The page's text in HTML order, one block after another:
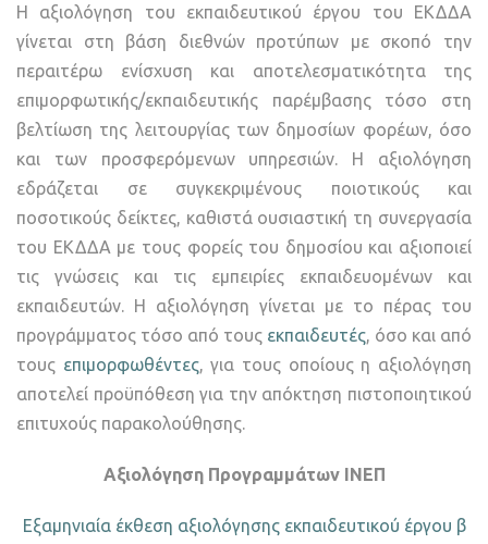
Η αξιολόγηση του εκπαιδευτικού έργου του ΕΚΔΔΑ
γίνεται στη βάση διεθνών προτύπων με σκοπό την
περαιτέρω ενίσχυση και αποτελεσματικότητα της
επιμορφωτικής/εκπαιδευτικής παρέμβασης τόσο στη
βελτίωση της λειτουργίας των δημοσίων φορέων, όσο
και των προσφερόμενων υπηρεσιών. Η αξιολόγηση
εδράζεται σε συγκεκριμένους ποιοτικούς και
ποσοτικούς δείκτες, καθιστά ουσιαστική τη συνεργασία
του ΕΚΔΔΑ με τους φορείς του δημοσίου και αξιοποιεί
τις γνώσεις και τις εμπειρίες εκπαιδευομένων και
εκπαιδευτών. Η αξιολόγηση γίνεται με το πέρας του
προγράμματος τόσο από τους εκπαιδευτές, όσο και από
τους επιμορφωθέντες, για τους οποίους η αξιολόγηση
αποτελεί προϋπόθεση για την απόκτηση πιστοποιητικού
επιτυχούς παρακολούθησης.
Αξιολόγηση Προγραμμάτων ΙΝΕΠ
Εξαμηνιαία έκθεση αξιολόγησης εκπαιδευτικού έργου β